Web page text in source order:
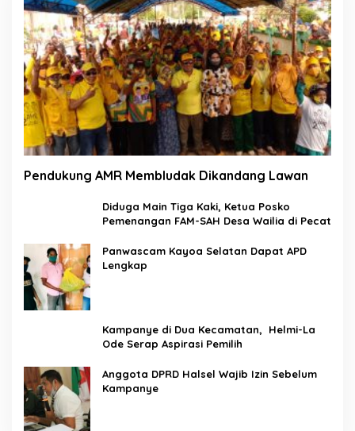
Pendukung AMR Membludak Dikandang Lawan
Diduga Main Tiga Kaki, Ketua Posko
Pemenangan FAM-SAH Desa Wailia di Pecat
Panwascam Kayoa Selatan Dapat APD
Lengkap
Kampanye di Dua Kecamatan, Helmi-La
Ode Serap Aspirasi Pemilih
Anggota DPRD Halsel Wajib Izin Sebelum
Kampanye